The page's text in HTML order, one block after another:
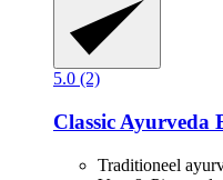
5.0 (2)
Classic Ayurveda
Traditioneel